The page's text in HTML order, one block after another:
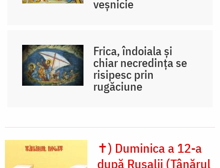
veșnicie
Frica, îndoiala și
chiar necredința se
risipesc prin
rugăciune
✝) Duminica a 12-a
după Rusalii (Tânărul